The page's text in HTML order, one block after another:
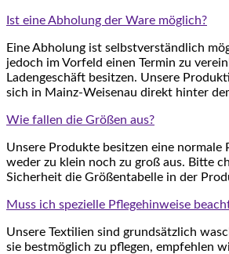
Ist eine Abholung der Ware möglich?
Eine Abholung ist selbstverständlich
jedoch im Vorfeld einen Termin zu
Ladengeschäft besitzen. Unsere
sich in Mainz-Weisenau direkt hinter
Wie fallen die Größen aus?
Unsere Produkte besitzen eine normale
weder zu klein noch zu groß aus. Bitte
Sicherheit die Größentabelle in der
Muss ich spezielle Pflegehinweise
Unsere Textilien sind grundsätzlich
sie bestmöglich zu pflegen, empfehlen